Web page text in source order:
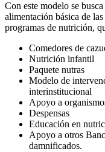
Con este modelo se
alimentación básica de
programas de nutrición,
Comedores de
Nutrición infantil
Paquete nutras
Modelo de
interinstitucional
Apoyo a
Despensas
Educación en
Apoyo a otros
damnificados.